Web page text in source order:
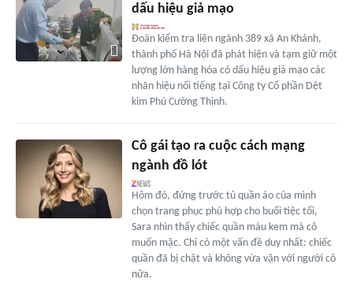
dấu hiệu giả mạo
Đoàn kiểm tra liên ngành 389 xã An Khánh,
thành phố Hà Nội đã phát hiện và tạm giữ một
lượng lớn hàng hóa có dấu hiệu giả mạo các
nhãn hiệu nổi tiếng tại Công ty Cổ phần Dệt
kim Phú Cường Thịnh.
Cô gái tạo ra cuộc cách mạng
ngành đồ lót
Hôm đó, đứng trước tủ quần áo của mình
chọn trang phục phù hợp cho buổi tiệc tối,
Sara nhìn thấy chiếc quần màu kem mà cô
muốn mặc. Chỉ có một vấn đề duy nhất: chiếc
quần đã bị chật và không vừa vặn với người cô
nữa.